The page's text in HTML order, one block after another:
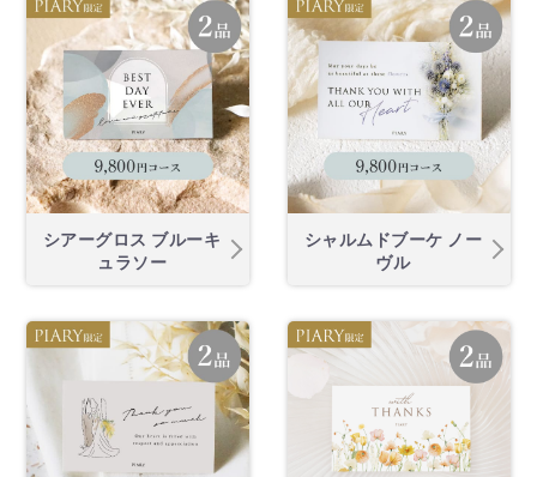
シアーグロス ブルーキ
ュラソー
シャルムドブーケ ノー
ヴル